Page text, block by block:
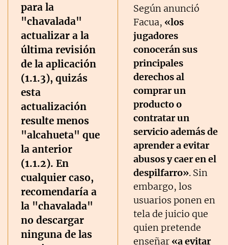
para la
"chavalada"
actualizar a la
última revisión
de la aplicación
(1.1.3), quizás
esta
actualización
resulte menos
"alcahueta" que
la anterior
(1.1.2). En
cualquier caso,
recomendaría a
la "chavalada"
no descargar
ninguna de las
Según anunció
Facua, «los
jugadores
conocerán sus
principales
derechos al
comprar un
producto o
contratar un
servicio además de
aprender a evitar
abusos y caer en el
despilfarro». Sin
embargo, los
usuarios ponen en
tela de juicio que
quien pretende
enseñar «a evitar